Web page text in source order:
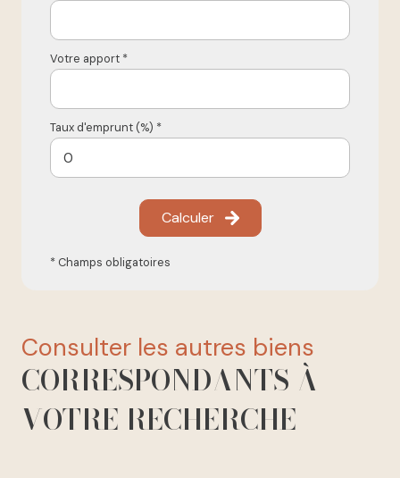
Votre apport *
Taux d'emprunt (%) *
Calculer
* Champs obligatoires
consulter les autres biens
CORRESPONDANTS À
VOTRE RECHERCHE